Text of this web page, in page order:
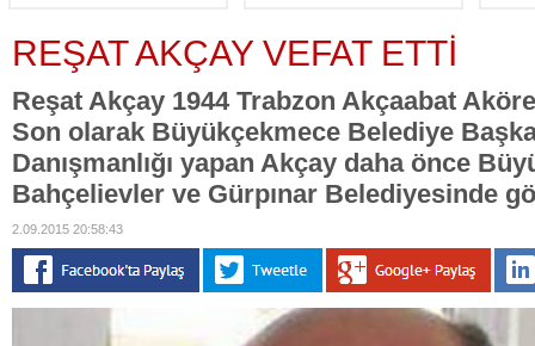
REŞAT AKÇAY VEFAT ETTİ
Reşat Akçay 1944 Trabzon Akçaabat
Son olarak Büyükçekmece Belediye
Danışmanlığı yapan Akçay daha önce
Bahçelievler ve Gürpınar Belediyesinde
2.09.2015 20:58:43